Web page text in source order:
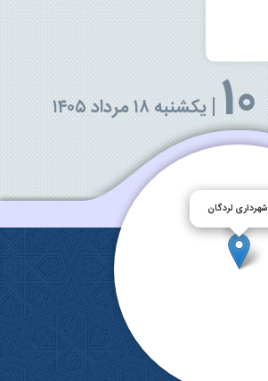
10
|یکشنبه ۱۸ مرداد ۱۴۰۵
شهرداری لردگان